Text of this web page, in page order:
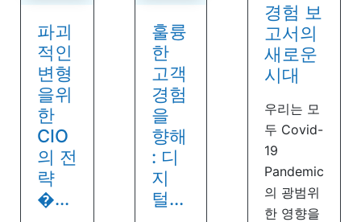
파괴
적인
변형
을위
한
CIO
의 전
략
�...
훌륭
한
고객
경험
을
향해
: 디
지
털...
경험 보
고서의
새로운
시대
우리는 모
두 Covid-
19
Pandemic
의 광범위
한 영향을